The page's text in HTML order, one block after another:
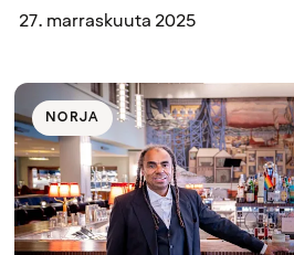
27. marraskuuta 2025
NORJA